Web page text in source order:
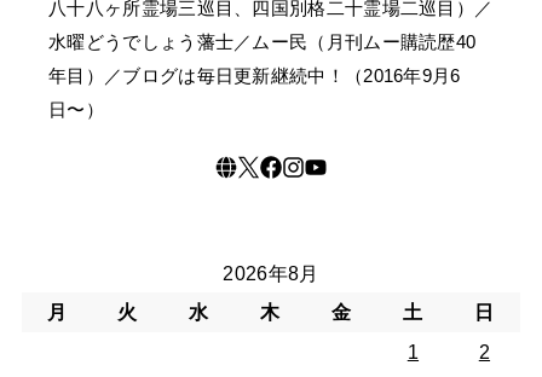
八十八ヶ所霊場三巡目、四国別格二十霊場二巡目）／
水曜どうでしょう藩士／ムー民（月刊ムー購読歴40
年目）／ブログは毎日更新継続中！（2016年9月6
日〜）
2026年8月
月
火 水 木 金 土
日
1
2